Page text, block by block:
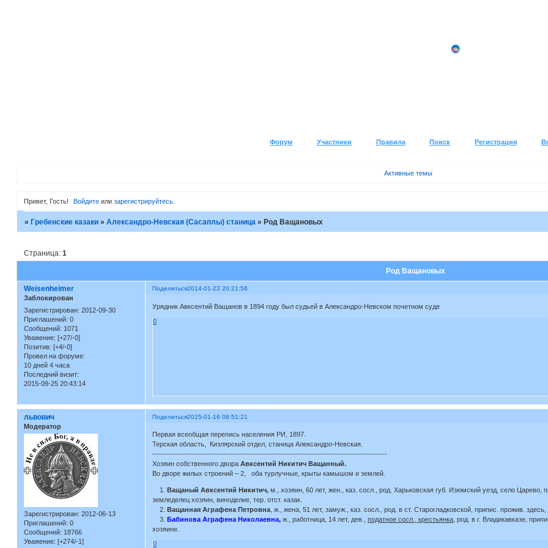
Форум Участники Правила Поиск Регистрация
Активные темы
Привет, Гость! Войдите илизарегистрируйтесь
» Гребенские казаки » Александро-Невская (Сасаплы) станица » Род Ващановых
Род Ващановых
Страница: 1
Поделиться2014-01-23 20:21:56
Weisenheimer
Заблокирован
Зарегистрирован: 2012-09-30
Приглашений: 0
Сообщений: 1071
Уважение: [+27/-0]
Позитив: [+4/-0]
Провел на форуме:
10 дней 4 часа
Последний визит:
2015-09-25 20:43:14
Урядник Авксентий Ващанов в 1894 году был судьей в Александро-Невском почетном суде
0
Поделиться2025-01-16 08:51:21
львович
Модератор
Зарегистрирован: 2012-06-13
Приглашений: 0
Сообщений: 18766
Уважение: [+274/-1]
Первая всеобщая перепись населения РИ, 1897.
Терская область, Кизлярский отдел, станица Александро-Невская.
------------------------------------------------------------------------------------------------
Хозяин собственного двора Авксентий Никитич Ващанный.
Во дворе жилых строений – 2, оба турлучные, крыты камышом и землей.
1. Ващаный Авксентий Никитич,м., хозяин, 60 лет, жен., каз. сосл., род. Харьковская губ. Изюмский уезд, село
земледелец хозяин, виноделие, тер. отст. казак.
2.
Ващанная Аграфена Петровна, ж., жена, 51 лет, замуж., каз. сосл., род. в ст. Старогладковской, припис. прожив.
3.
Бабинова Аграфена Николаевна,ж., работница, 14 лет, дев., податное сосл., крестьянка, род. в г. Владикавказе,
хозяине.
0